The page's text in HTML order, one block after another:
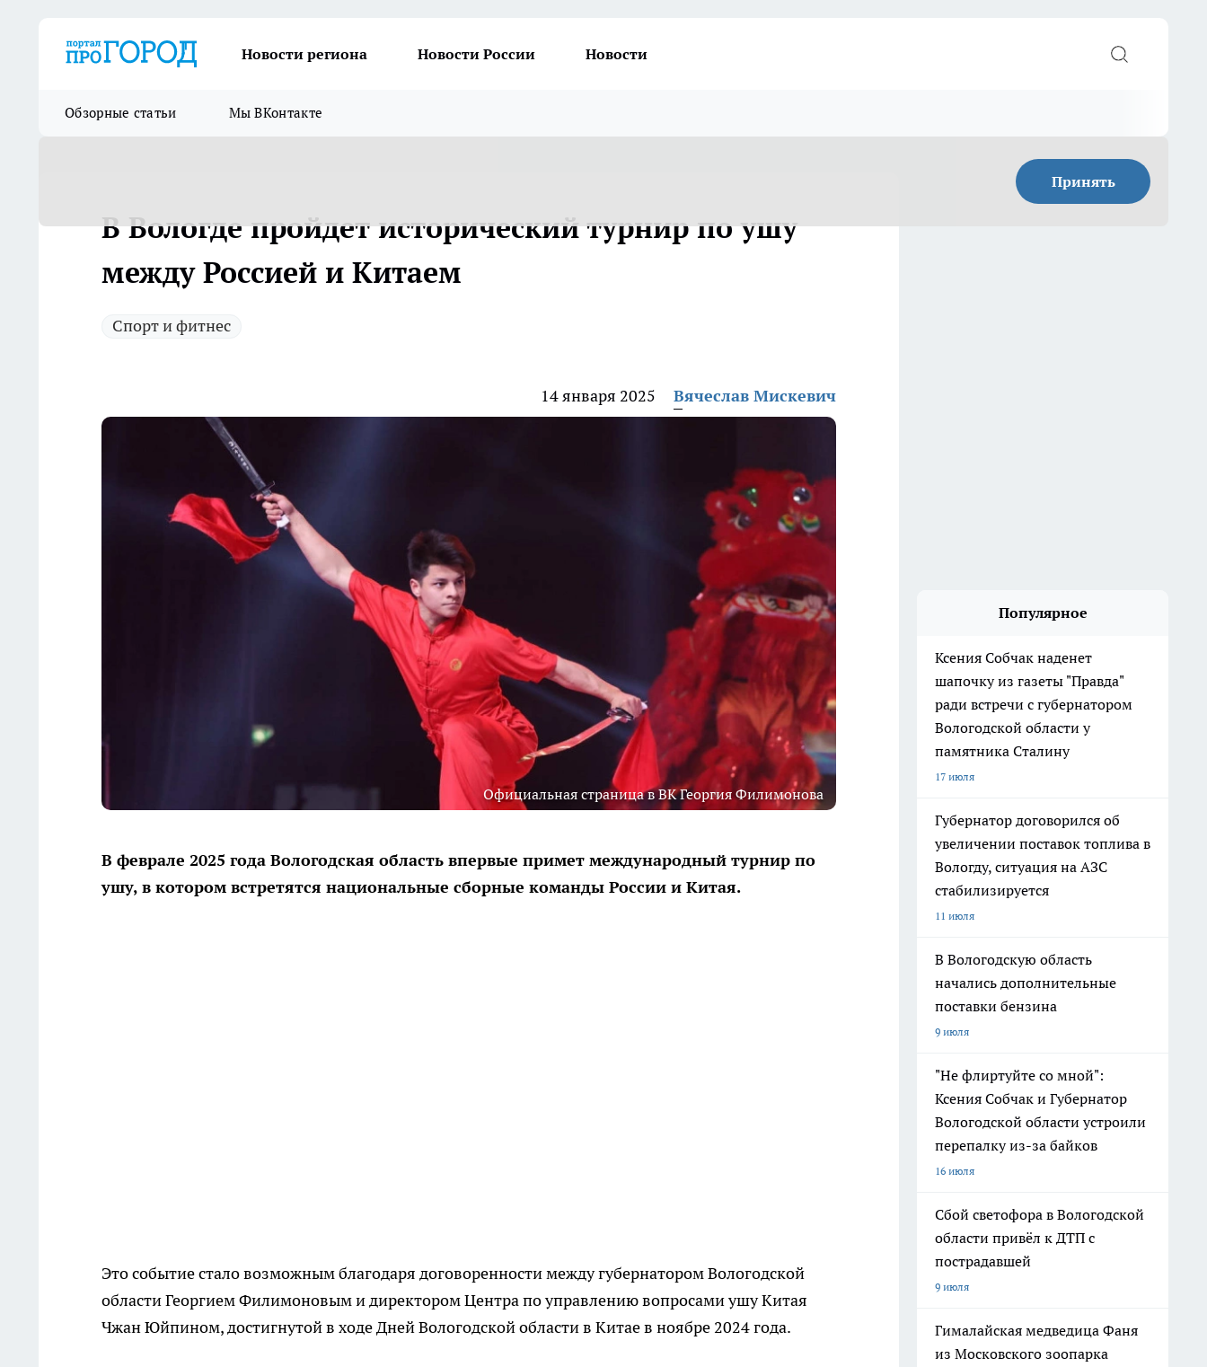
Новости региона Новости России Новости
Обзорные статьи Мы ВКонтакте
Принять
В Вологде пройдет исторический турнир по ушу
между Россией и Китаем
Спорт и фитнес
14 января 2025 Вячеслав Мискевич
Официальная страница в ВК Георгия Филимонова
В феврале 2025 года Вологодская область впервые примет международный турнир по
ушу, в котором встретятся национальные сборные команды России и Китая.
Это событие стало возможным благодаря договоренности между губернатором Вологодской
области Георгием Филимоновым и директором Центра по управлению вопросами ушу Китая
Чжан Юйпином, достигнутой в ходе Дней Вологодской области в Китае в ноябре 2024 года.
Популярное
Ксения Собчак наденет
шапочку из газеты "Правда"
ради встречи с губернатором
Вологодской области у
памятника Сталину
17 июля
Губернатор договорился об
увеличении поставок топлива в
Вологду, ситуация на АЗС
стабилизируется
11 июля
В Вологодскую область
начались дополнительные
поставки бензина
9 июля
"Не флиртуйте со мной":
Ксения Собчак и Губернатор
Вологодской области устроили
перепалку из-за байков
16 июля
Сбой светофора в Вологодской
области привёл к ДТП с
пострадавшей
9 июля
Гималайская медведица Фаня
из Московского зоопарка